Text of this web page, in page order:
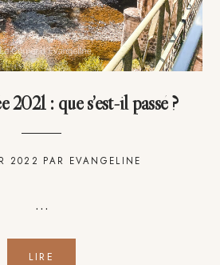
2021 : que s’est-il passé ?
2022 PAR EVANGELINE
…
LIRE